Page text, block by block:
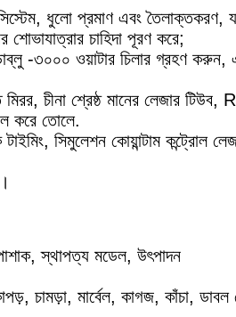
ধুলো প্রমাণ এবং তৈলাক্তকরণ,
শোভাযাত্রার চাহিদা পূরণ করে;
-৩০০০ ওয়াটার চিলার গ্রহণ
চীনা শ্রেষ্ঠ মানের লেজার
করে তোলে.
সিমুলেশন কোয়ান্টাম
স্থাপত্য মডেল, উৎপাদন
চামড়া, মার্বেল, কাগজ, কাঁচা,